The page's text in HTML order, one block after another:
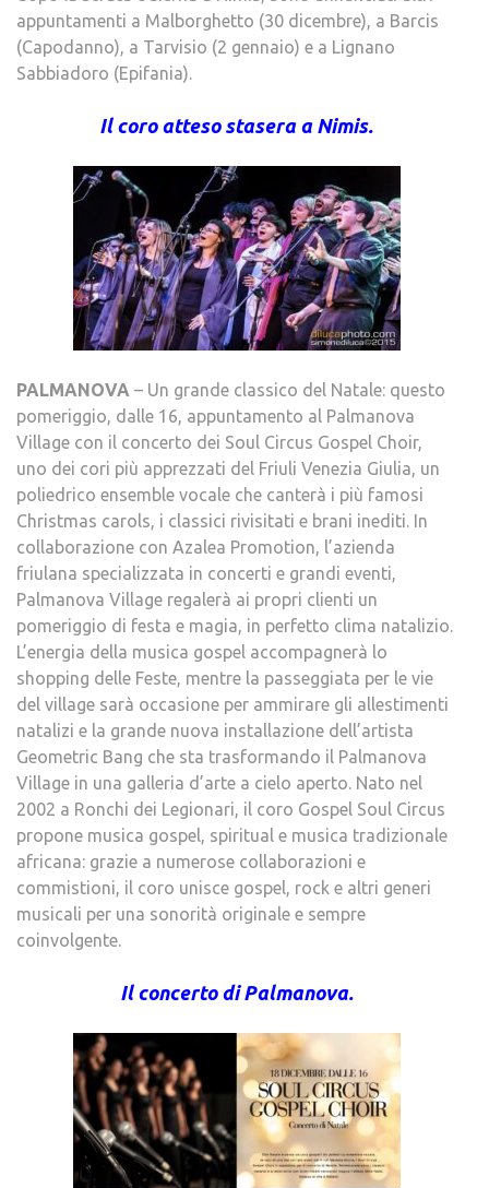
appuntamenti a Malborghetto (30 dicembre), a Barcis
(Capodanno), a Tarvisio (2 gennaio) e a Lignano
Sabbiadoro (Epifania).
Il coro atteso stasera a Nimis.
PALMANOVA – Un grande classico del Natale: questo
pomeriggio, dalle 16, appuntamento al Palmanova
Village con il concerto dei Soul Circus Gospel Choir,
uno dei cori più apprezzati del Friuli Venezia Giulia, un
poliedrico ensemble vocale che canterà i più famosi
Christmas carols, i classici rivisitati e brani inediti. In
collaborazione con Azalea Promotion, l’azienda
friulana specializzata in concerti e grandi eventi,
Palmanova Village regalerà ai propri clienti un
pomeriggio di festa e magia, in perfetto clima natalizio.
L’energia della musica gospel accompagnerà lo
shopping delle Feste, mentre la passeggiata per le vie
del village sarà occasione per ammirare gli allestimenti
natalizi e la grande nuova installazione dell’artista
Geometric Bang che sta trasformando il Palmanova
Village in una galleria d’arte a cielo aperto. Nato nel
2002 a Ronchi dei Legionari, il coro Gospel Soul Circus
propone musica gospel, spiritual e musica tradizionale
africana: grazie a numerose collaborazioni e
commistioni, il coro unisce gospel, rock e altri generi
musicali per una sonorità originale e sempre
coinvolgente.
Il concerto di Palmanova.